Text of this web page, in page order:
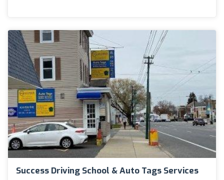
Success Driving School & Auto Tags Services